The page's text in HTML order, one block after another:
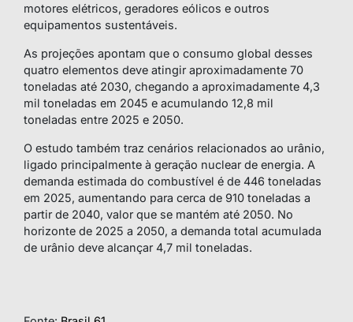
motores elétricos, geradores eólicos e outros
equipamentos sustentáveis.
As projeções apontam que o consumo global desses
quatro elementos deve atingir aproximadamente 70
toneladas até 2030, chegando a aproximadamente 4,3
mil toneladas em 2045 e acumulando 12,8 mil
toneladas entre 2025 e 2050.
O estudo também traz cenários relacionados ao urânio,
ligado principalmente à geração nuclear de energia. A
demanda estimada do combustível é de 446 toneladas
em 2025, aumentando para cerca de 910 toneladas a
partir de 2040, valor que se mantém até 2050. No
horizonte de 2025 a 2050, a demanda total acumulada
de urânio deve alcançar 4,7 mil toneladas.